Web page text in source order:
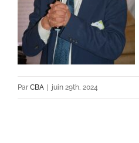
Par CBA | juin 29th, 2024